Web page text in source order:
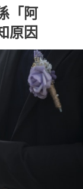
「阿
原因